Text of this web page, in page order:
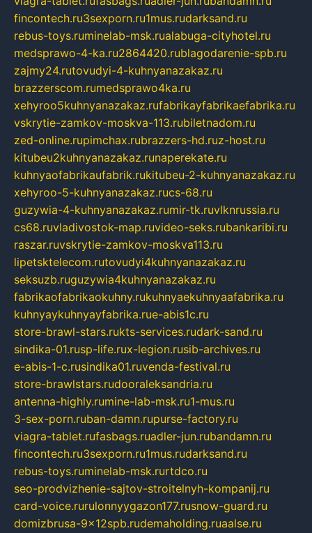
fincontech.ru3sexporn.ru1mus.rudarksand.ru
rebus-toys.ruminelab-msk.rualabuga-cityhotel.ru
medsprawo-4-ka.ru2864420.rublagodarenie-spb.ru
zajmy24.rutovudyi-4-kuhnyanazakaz.ru
brazzerscom.rumedsprawo4ka.ru
xehyroo5kuhnyanazakaz.rufabrikayfabrikaefabrika.ru
vskrytie-zamkov-moskva-113.rubiletnadom.ru
zed-online.rupimchax.rubrazzers-hd.ruz-host.ru
kitubeu2kuhnyanazakaz.runaperekate.ru
kuhnyaofabrikaufabrik.rukitubeu-2-kuhnyanazakaz.ru
xehyroo-5-kuhnyanazakaz.rucs-68.ru
guzywia-4-kuhnyanazakaz.rumir-tk.ruvlknrussia.ru
cs68.ruvladivostok-map.ruvideo-seks.rubankaribi.ru
raszar.ruvskrytie-zamkov-moskva113.ru
lipetsktelecom.rutovudyi4kuhnyanazakaz.ru
seksuzb.ruguzywia4kuhnyanazakaz.ru
fabrikaofabrikaokuhny.rukuhnyaekuhnyaafabrika.ru
kuhnyaykuhnyayfabrika.rue-abis1c.ru
store-brawl-stars.rukts-services.rudark-sand.ru
sindika-01.rusp-life.rux-legion.rusib-archives.ru
e-abis-1-c.rusindika01.ruvenda-festival.ru
store-brawlstars.rudooraleksandria.ru
antenna-highly.rumine-lab-msk.ru1-mus.ru
3-sex-porn.ruban-damn.rupurse-factory.ru
viagra-tablet.rufasbags.ruadler-jun.rubandamn.ru
fincontech.ru3sexporn.ru1mus.rudarksand.ru
rebus-toys.ruminelab-msk.rurtdco.ru
seo-prodvizhenie-sajtov-stroitelnyh-kompanij.ru
card-voice.rurulonnyygazon177.rusnow-guard.ru
domizbrusa-9x12spb.rudemaholding.ruaalse.ru